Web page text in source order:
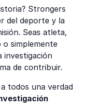
Strongers
del deporte y la
Seas atleta,
simplemente
investigación
de contribuir.
todos una verdad